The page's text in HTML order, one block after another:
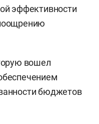
эффективности
вошел
бюджетов